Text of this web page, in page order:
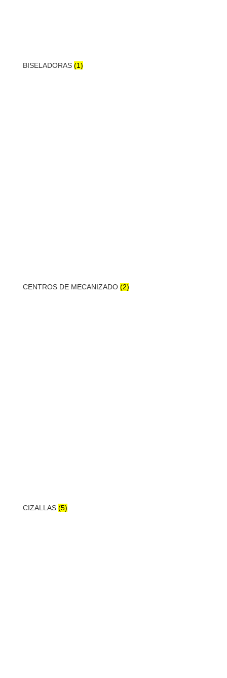
BISELADORAS (1)
CENTROS DE MECANIZADO (2)
CIZALLAS (5)